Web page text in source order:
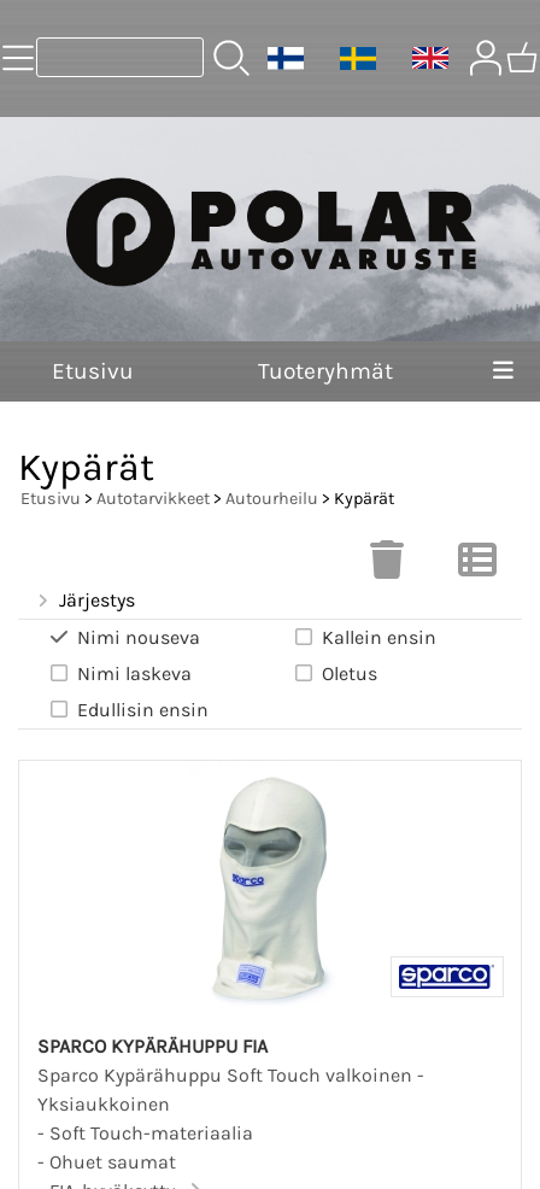
Etusivu Tuoteryhmät
Kypärät
Etusivu > Autotarvikkeet> Autourheilu > Kypärät
Järjestys
Nimi nouseva
Nimi laskeva
Edullisin ensin
Kallein ensin
Oletus
SPARCO KYPÄRÄHUPPU FIA
Sparco Kypärähuppu Soft Touch valkoinen -
Yksiaukkoinen
- Soft Touch-materiaalia
- Ohuet saumat